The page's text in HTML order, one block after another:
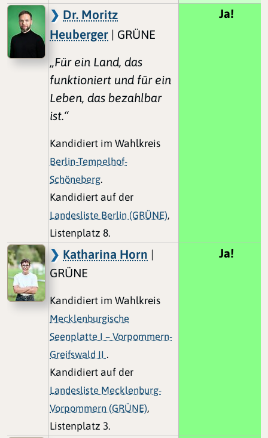
Dr. Moritz
Heuberger | GRÜNE
„Für ein Land, das
funktioniert und für ein
Leben, das bezahlbar
ist.“
Kandidiert im Wahlkreis
Berlin-Tempelhof-
Schöneberg.
Kandidiert auf der
Landesliste Berlin (GRÜNE),
Listenplatz 8.
Ja!
Katharina Horn |
GRÜNE
Kandidiert im Wahlkreis
Mecklenburgische
Seenplatte I – Vorpommern-
Greifswald II .
Kandidiert auf der
Landesliste Mecklenburg-
Vorpommern (GRÜNE),
Listenplatz 3.
Ja!